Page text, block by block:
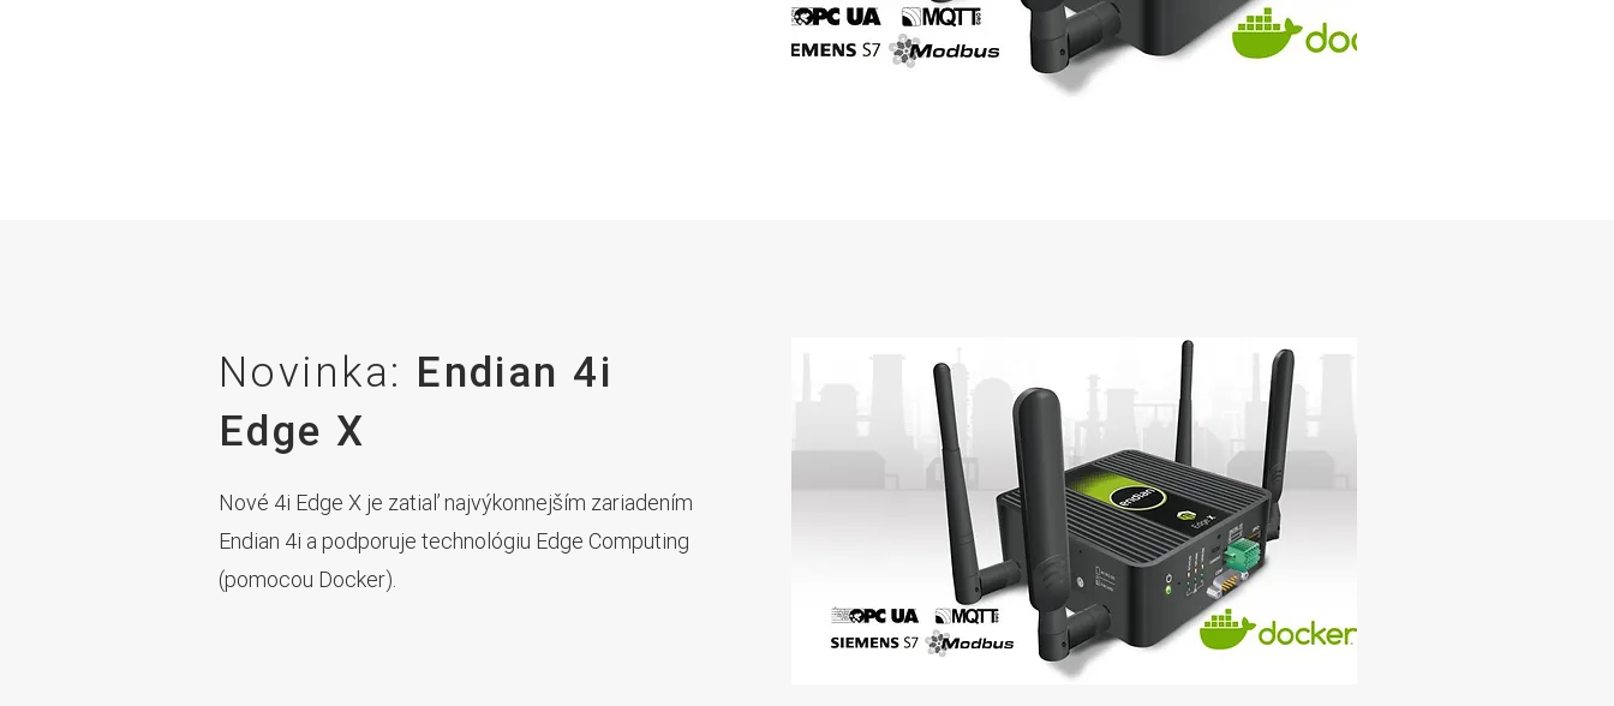
Novinka: Endian 4i
Edge X
Nové 4i Edge X je zatiaľ najvýkonnejším zariadením
Endian 4i a podporuje technológiu Edge Computing
(pomocou Docker).